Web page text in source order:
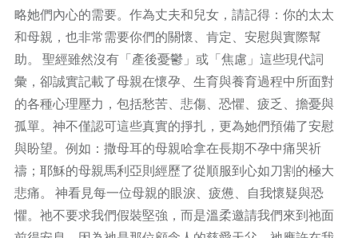
略她們內心的需要。作為丈夫和兒女，請記得：你的太太
和母親，也非常需要你們的關懷、肯定、安慰與實際幫
助。 聖經雖然沒有「產後憂鬱」或「焦慮」這些現代詞
彙，卻誠實記載了母親在懷孕、生育與養育過程中所面對
的各種心理壓力，包括愁苦、悲傷、恐懼、疲乏、擔憂與
孤單。神不僅認可這些真實的掙扎，更為她們預備了安慰
與盼望。例如：撒母耳的母親哈拿在長期不孕中痛哭祈
禱；耶穌的母親馬利亞則經歷了從順服到心如刀割的極大
悲痛。 神看見每一位母親的眼淚、疲憊、自我懷疑與恐
懼。祂不要求我們假裝堅強，而是溫柔邀請我們來到祂面